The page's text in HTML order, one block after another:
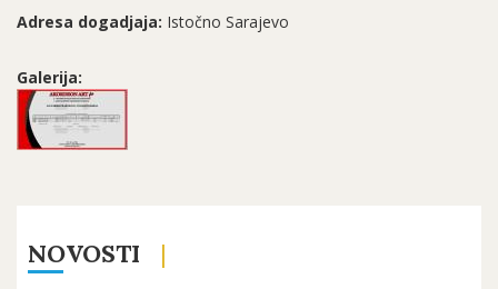
Adresa dogadjaja: Istočno Sarajevo
Galerija:
NOVOSTI